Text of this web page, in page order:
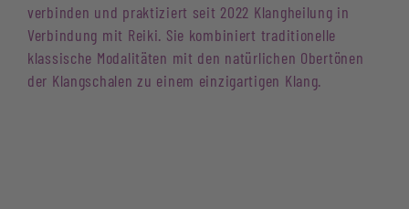
verbinden und praktiziert seit 2022 Klangheilung in
Verbindung mit Reiki. Sie kombiniert traditionelle
klassische Modalitäten mit den natürlichen Obertönen
der Klangschalen zu einem einzigartigen Klang.